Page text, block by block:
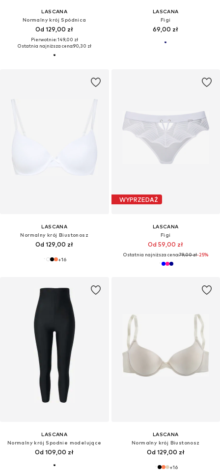
LASCANA
Normalny krój Spódnica
Od 129,00 zł
Pierwotnie: 149,00 zł
Ostatnia najniższa cena:90,30 zł
LASCANA
Figi
69,00 zł
LASCANA
Normalny krój Biustonosz
Od 129,00 zł
+16
WYPRZEDAŻ
LASCANA
Figi
Od 59,00 zł
Ostatnia najniższa cena:79,00 zł-25%
LASCANA
Normalny krój Spodnie modelujące
Od 109,00 zł
LASCANA
Normalny krój Biustonosz
Od 129,00 zł
+16